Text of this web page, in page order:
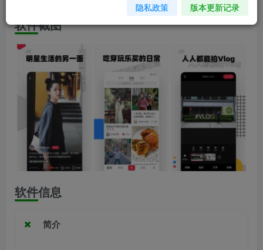
软件截图
软件信息
简介
隐私政策 版本更新记录